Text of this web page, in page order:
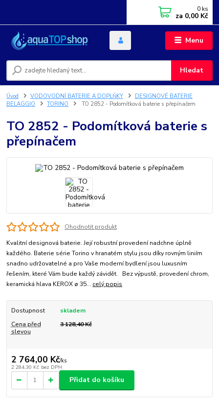
Menu
Hledat
0 ks
za 0,00 Kč
Úvod VODOVODNÍ BATERIE A DOPLŇKY
DESIGNOVÉ BATERIE
BELAGGIO
TORINO TO 2852 - Podomítková baterie s přepínačem
TO 2852 - Podomítková baterie s
přepínačem
Ohodnotit produkt
Kvalitní designová baterie. Její robustní provedení nadchne úplně
každého. Baterie série Torino v hranatém stylu jsou díky rovným liniím
snadno udržovatelné a pro Vaše moderní bydlení jsou luxusním
řešením, které Vám bude každý závidět. Bez výpustě, provedení chrom,
keramická hlava KEROX ø 35... celý popis
Dostupnost
skladem
Cena před
slevou
3 128,40 Kč
2 764,00 Kč/ks
2 284,30 Kč bez DPH
Přidat do košíku